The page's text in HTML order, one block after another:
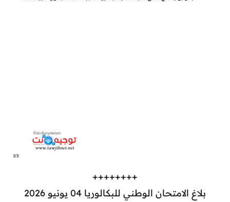
++++++++
بلاغ الامتحان الوطني للبكالوريا 04 يونيو 2026​